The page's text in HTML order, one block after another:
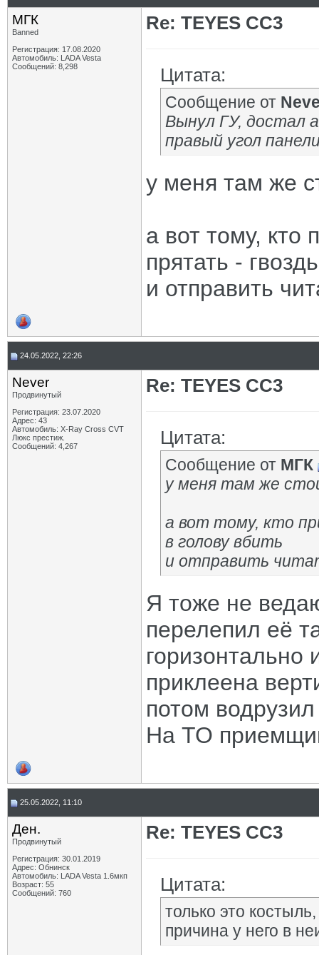
МГК
Banned
Регистрация: 17.08.2020
Автомобиль: LADA Vesta
Сообщений: 8,298
Re: TEYES CC3
Цитата:
Сообщение от
Вынул ГУ, достал
правый угол
у меня там же
а вот тому, кто
прятать -
и отправить
24.05.2022, 22:26
Never
Продвинутый
Регистрация: 23.07.2020
Адрес: 43
Автомобиль: X-Ray Cross CVT
Люкс престиж.
Сообщений: 4,267
Re: TEYES CC3
Цитата:
Сообщение от МГК
у меня там же
а вот тому, кто
в голову вбить
и отправить
Я тоже не
перелепил её
горизонтально
приклеена
потом
На ТО
25.05.2022, 11:10
Ден.
Продвинутый
Регистрация: 30.01.2019
Адрес: Обнинск
Автомобиль: LADA Vesta 1.6мкп
Возраст: 55
Сообщений: 760
Re: TEYES CC3
Цитата:
только это
причина у него в